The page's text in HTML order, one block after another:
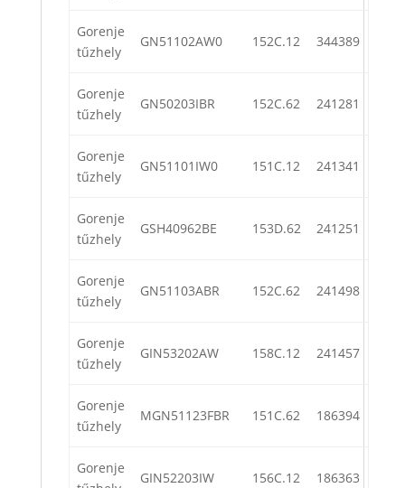
Gorenje
tűzhely
GN51102AW0 152C.12 344389
Gorenje
tűzhely
GN50203IBR 152C.62 241281
Gorenje
tűzhely
GN51101IW0 151C.12 241341
Gorenje
tűzhely
GSH40962BE 153D.62 241251
Gorenje
tűzhely
GN51103ABR 152C.62 241498
Gorenje
tűzhely
GIN53202AW 158C.12 241457
Gorenje
tűzhely
MGN51123FBR 151C.62 186394
Gorenje
GIN52203IW 156C.12 186363